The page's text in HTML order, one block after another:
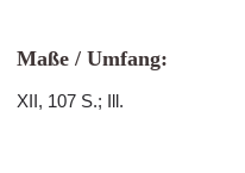
Maße / Umfang:
XII, 107 S.; Ill.